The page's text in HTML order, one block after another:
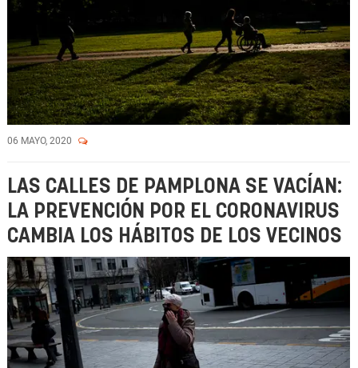
06 MAYO, 2020
LAS CALLES DE PAMPLONA SE VACÍAN:
LA PREVENCIÓN POR EL CORONAVIRUS
CAMBIA LOS HÁBITOS DE LOS VECINOS